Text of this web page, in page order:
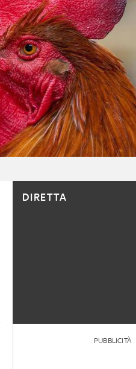
DIRETTA
PUBBLICITÀ